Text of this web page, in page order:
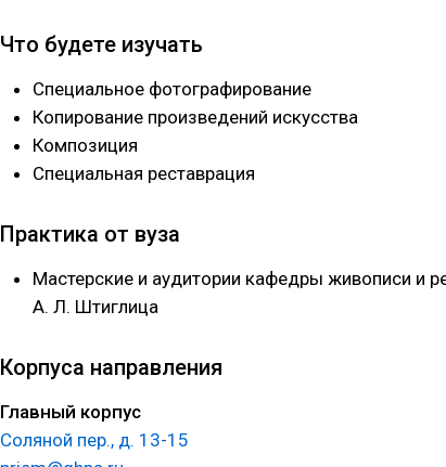
Что будете изучать
Специальное фотографирование
Копирование произведений искусства
Композиция
Специальная реставрация
Практика от вуза
Мастерские и аудитории кафедры живописи и
А. Л. Штиглица
Корпуса направления
Главный корпус
Соляной пер., д. 13-15